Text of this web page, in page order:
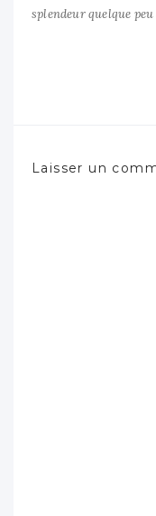
splendeur quelque peu
Laisser un